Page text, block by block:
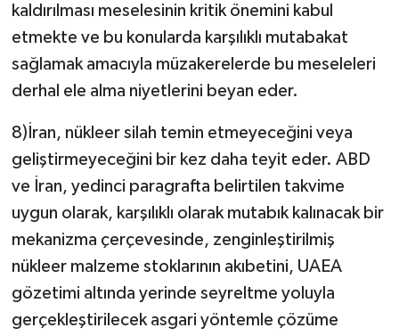
kaldırılması meselesinin kritik önemini kabul
etmekte ve bu konularda karşılıklı mutabakat
sağlamak amacıyla müzakerelerde bu meseleleri
derhal ele alma niyetlerini beyan eder.
8)İran, nükleer silah temin etmeyeceğini veya
geliştirmeyeceğini bir kez daha teyit eder. ABD
ve İran, yedinci paragrafta belirtilen takvime
uygun olarak, karşılıklı olarak mutabık kalınacak bir
mekanizma çerçevesinde, zenginleştirilmiş
nükleer malzeme stoklarının akıbetini, UAEA
gözetimi altında yerinde seyreltme yoluyla
gerçekleştirilecek asgari yöntemle çözüme